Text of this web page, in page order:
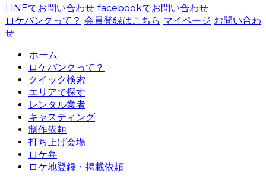
LINEでお問い合わせ facebookでお問い合わせ
ロケバンクって？ 会員登録はこちら マイページ お問い合わ
せ
ホーム
ロケバンクって？
クイック検索
エリアで探す
レンタル業者
キャスティング
制作依頼
打ち上げ会場
ロケ弁
ロケ地登録・掲載依頼